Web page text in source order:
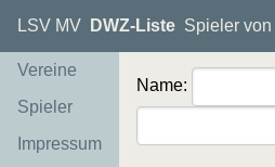
LSV MV DWZ-Liste Spieler
Vereine
Spieler
Impressum
Name: